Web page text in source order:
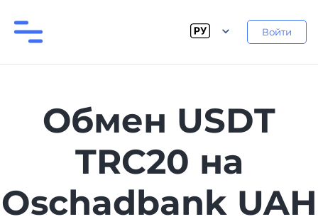
Войти
Обмен USDT
TRC20 на
Oschadbank UAH